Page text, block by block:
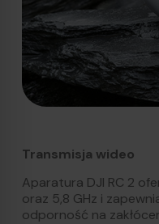
Transmisja wideo
Aparatura DJI RC 2
oraz 5,8 GHz i
odporność na